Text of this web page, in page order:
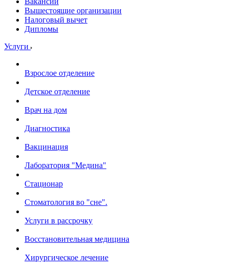
Вышестоящие организации
Налоговый вычет
Дипломы
Услуги
Взрослое отделение
Детское отделение
Врач на дом
Диагностика
Вакцинация
Лаборатория "Медина"
Стационар
Стоматология во "сне".
Услуги в рассрочку
Восстановительная медицина
Хирургическое лечение